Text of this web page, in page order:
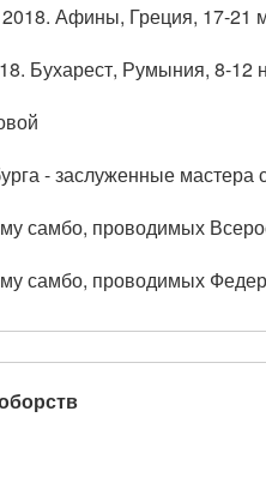
Афины, Греция, 17-21
Бухарест, Румыния, 8-12
- заслуженные мастера
самбо, проводимых
самбо, проводимых